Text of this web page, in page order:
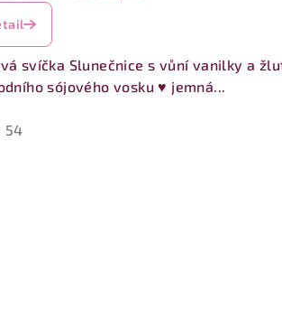
svíčka Slunečnice s vůní vanilky a
sójového vosku ♥ jemná...
54